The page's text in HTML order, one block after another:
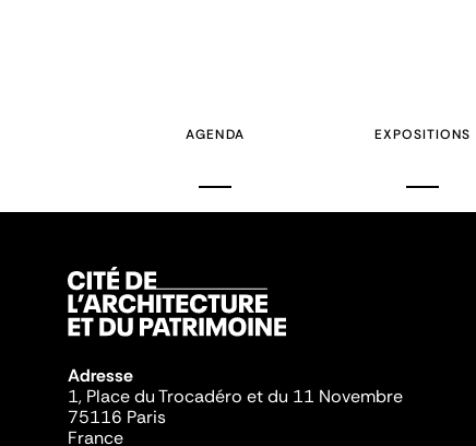
AGENDA EXPOSITIONS
Adresse
1, Place du Trocadéro et du 11 Novembre
75116 Paris
France